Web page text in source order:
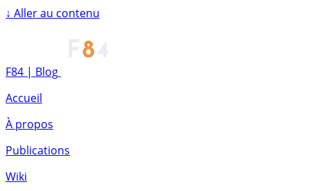
↓ Aller au contenu
F84 | Blog
Accueil
À propos
Publications
Wiki